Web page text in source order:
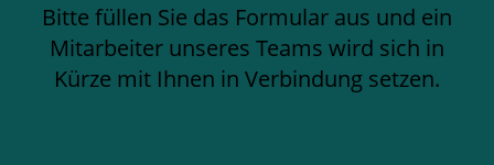
Bitte füllen Sie das Formular aus und ein
Mitarbeiter unseres Teams wird sich in
Kürze mit Ihnen in Verbindung setzen.